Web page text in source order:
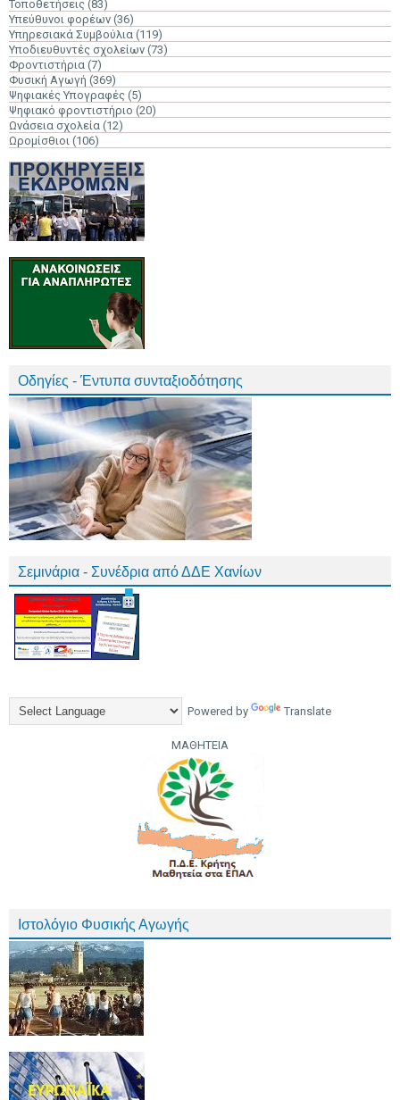
Τοποθετήσεις (83)
Υπεύθυνοι φορέων (36)
Υπηρεσιακά Συμβούλια (119)
Υποδιευθυντές σχολείων (73)
Φροντιστήρια (7)
Φυσική Αγωγή (369)
Ψηφιακές Υπογραφές (5)
Ψηφιακό φροντιστήριο (20)
Ωνάσεια σχολεία (12)
Ωρομίσθιοι (106)
Οδηγίες - Έντυπα συνταξιοδότησης
Σεμινάρια - Συνέδρια από ΔΔΕ Χανίων
Powered by Translate
ΜΑΘΗΤΕΙΑ
Ιστολόγιο Φυσικής Αγωγής